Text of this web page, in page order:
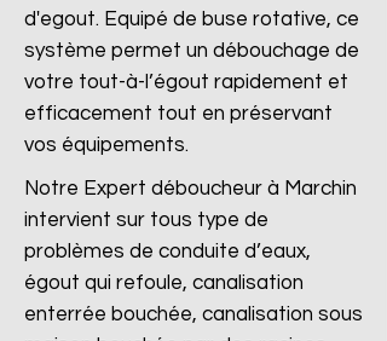
d'egout. Equipé de buse rotative, ce
système permet un débouchage de
votre tout-à-l’égout rapidement et
efficacement tout en préservant
vos équipements.
Notre Expert déboucheur à Marchin
intervient sur tous type de
problèmes de conduite d’eaux,
égout qui refoule, canalisation
enterrée bouchée, canalisation sous